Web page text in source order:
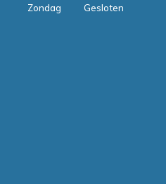
Zondag
Gesloten